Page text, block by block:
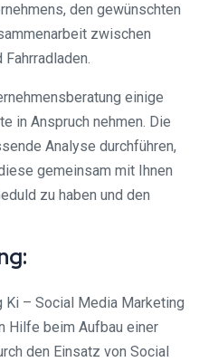
den gewünschten
zwischen
Fahrradladen.
einige
in Anspruch nehmen. Die
Analyse durchführen,
gemeinsam mit Ihnen
zu haben und den
Ki – Social Media Marketing
Hilfe beim Aufbau einer
den Einsatz von Social